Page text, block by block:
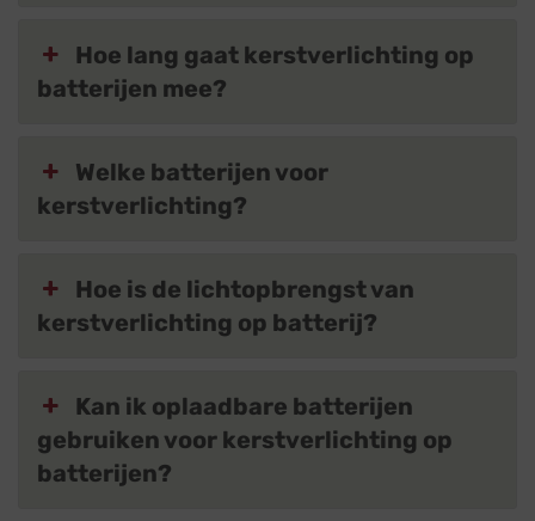
Hoe lang gaat kerstverlichting op
batterijen mee?
Welke batterijen voor
kerstverlichting?
Hoe is de lichtopbrengst van
kerstverlichting op batterij?
Kan ik oplaadbare batterijen
gebruiken voor kerstverlichting op
batterijen?